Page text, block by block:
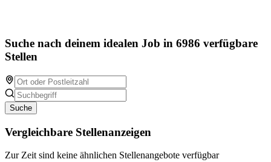
Suche nach deinem idealen Job in 6986 verfügbare
Stellen
Suche
Vergleichbare Stellenanzeigen
Zur Zeit sind keine ähnlichen Stellenangebote verfügbar